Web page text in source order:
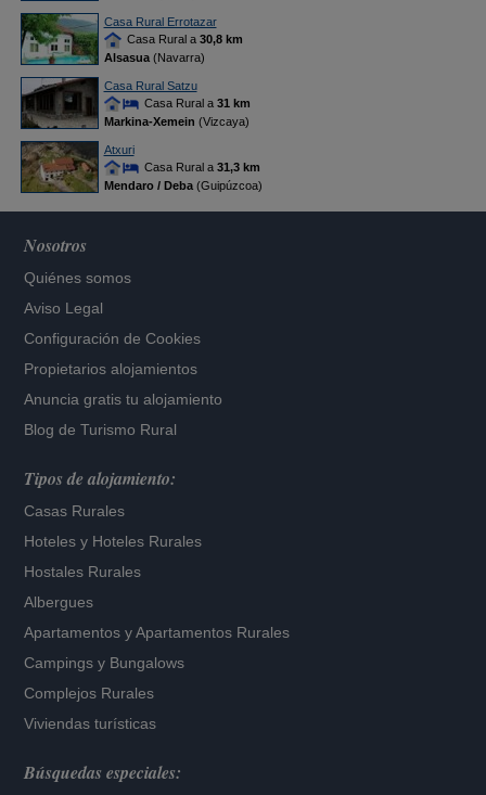
Casa Rural Errotazar
Casa Rural a 30,8 km
Alsasua(Navarra)
Casa Rural Satzu
Casa Rural a 31 km
Markina-Xemein (Vizcaya)
Atxuri
Casa Rural a 31,3 km
Mendaro / Deba(Guipúzcoa)
Nosotros
Quiénes somos
Aviso Legal
Configuración de Cookies
Propietarios alojamientos
Anuncia gratis tu alojamiento
Blog de Turismo Rural
Tipos de alojamiento:
Casas Rurales
Hoteles y Hoteles Rurales
Hostales Rurales
Albergues
Apartamentos yApartamentos Rurales
Campings y Bungalows
Complejos Rurales
Viviendas turísticas
Búsquedas especiales: